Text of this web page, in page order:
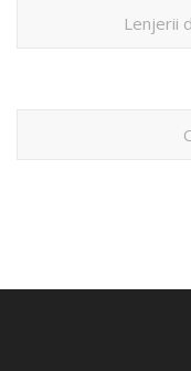
Lenjerii